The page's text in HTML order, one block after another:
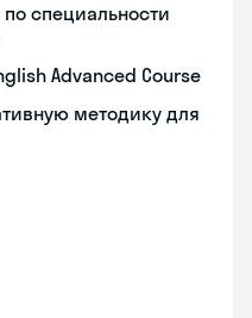
специальности
Advanced Course
методику для